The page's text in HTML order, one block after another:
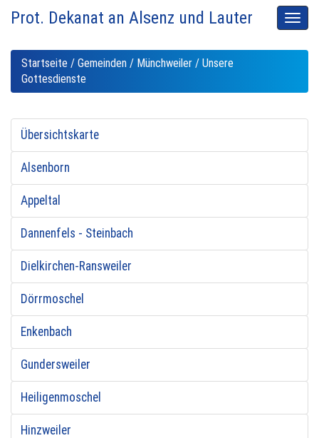
Prot. Dekanat an Alsenz und Lauter
Startseite / Gemeinden / Münchweiler / Unsere
Gottesdienste
Übersichtskarte
Alsenborn
Appeltal
Dannenfels - Steinbach
Dielkirchen-Ransweiler
Dörrmoschel
Enkenbach
Gundersweiler
Heiligenmoschel
Hinzweiler